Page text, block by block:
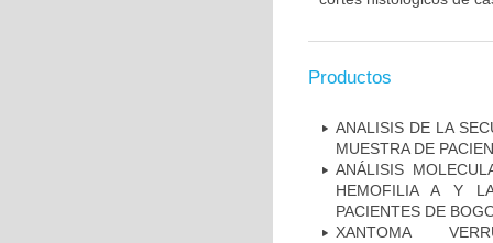
Productos
ANALISIS DE LA
MUESTRA DE
ANÁLISIS
HEMOFILIA A Y
PACIENTES DE
XANTOMA